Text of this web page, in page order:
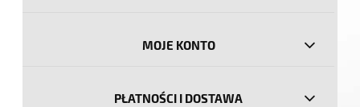
MOJE KONTO
PŁATNOŚCI I DOSTAWA